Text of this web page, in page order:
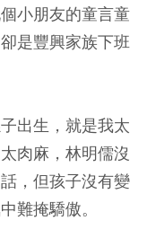
小朋友的童言童
是豐興家族下班
出生，就是我太
肉麻，林明儒沒
，但孩子沒有變
難掩驕傲。